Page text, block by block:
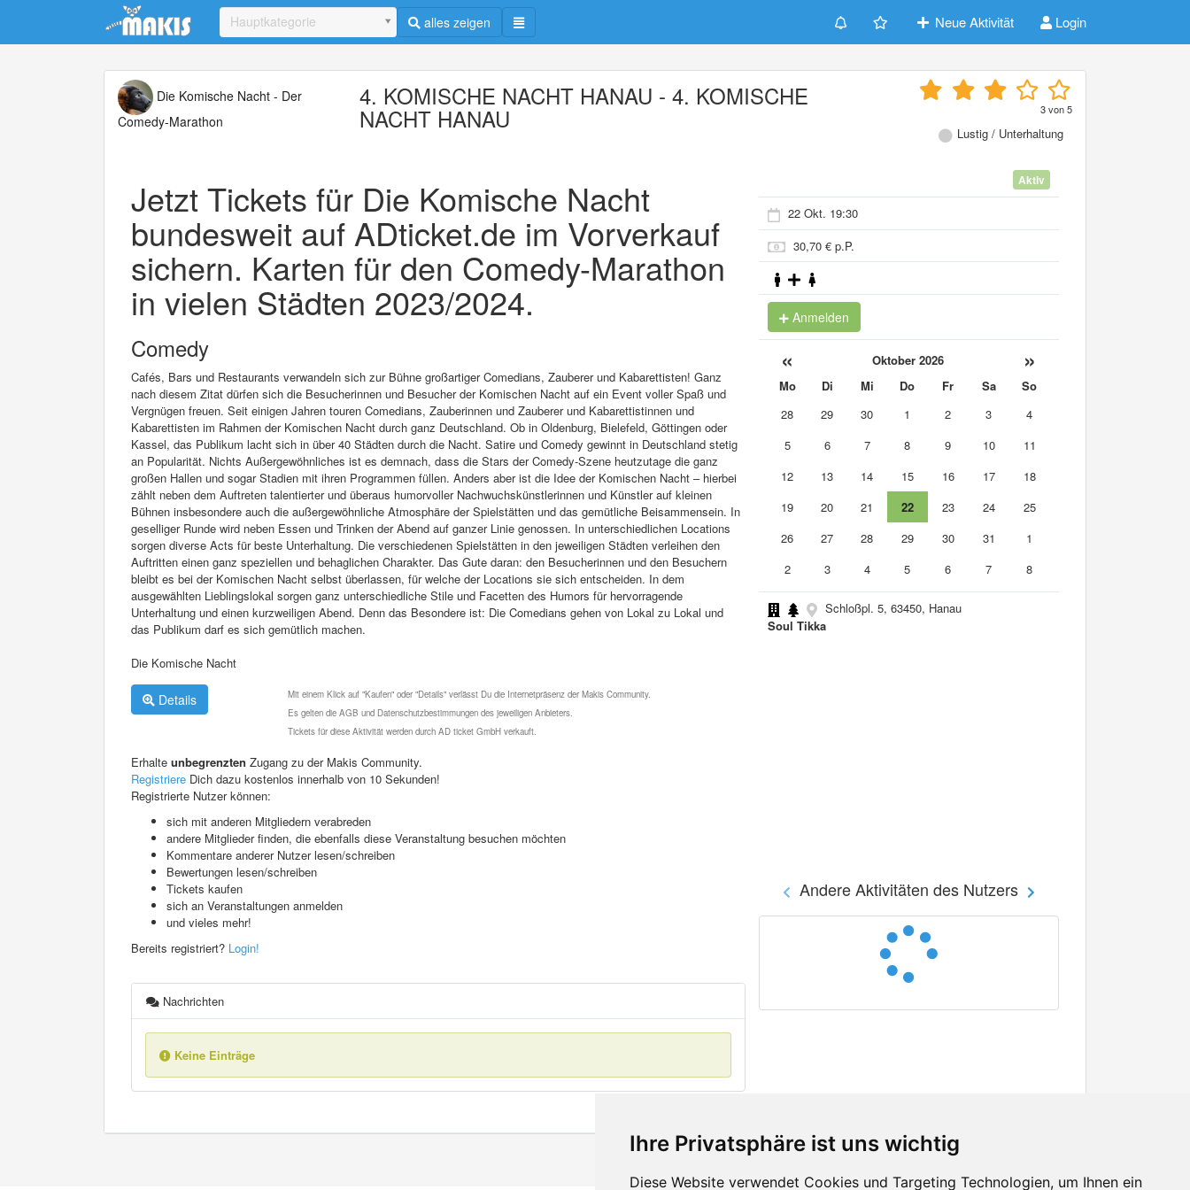
Ihre Privatsphäre ist uns wichtig
Diese Website verwendet Cookies und Targeting Technologien, um Ihnen ein
Update cookies preferences
Hauptkategorie alles zeigen Neue Aktivität Login
Die Komische Nacht - Der
Comedy-Marathon
4. KOMISCHE NACHT HANAU - 4. KOMISCHE
NACHT HANAU 3von5
Lustig / Unterhaltung
Jetzt Tickets für Die Komische Nacht
bundesweit auf ADticket.de im Vorverkauf
sichern. Karten für den Comedy-Marathon
in vielen Städten 2023/2024.
Comedy
Cafés, Bars und Restaurants verwandeln sich zur Bühne großartiger Comedians, Zauberer und Kabarettisten! Ganz
nach diesem Zitat dürfen sich die Besucherinnen und Besucher der Komischen Nacht auf ein Event voller Spaß und
Vergnügen freuen. Seit einigen Jahren touren Comedians, Zauberinnen und Zauberer und Kabarettistinnen und
Kabarettisten im Rahmen der Komischen Nacht durch ganz Deutschland. Ob in Oldenburg, Bielefeld, Göttingen oder
Kassel, das Publikum lacht sich in über 40 Städten durch die Nacht. Satire und Comedy gewinnt in Deutschland stetig
an Popularität. Nichts Außergewöhnliches ist es demnach, dass die Stars der Comedy-Szene heutzutage die ganz
großen Hallen und sogar Stadien mit ihren Programmen füllen. Anders aber ist die Idee der Komischen Nacht – hierbei
zählt neben dem Auftreten talentierter und überaus humorvoller Nachwuchskünstlerinnen und Künstler auf kleinen
Bühnen insbesondere auch die außergewöhnliche Atmosphäre der Spielstätten und das gemütliche Beisammensein. In
geselliger Runde wird neben Essen und Trinken der Abend auf ganzer Linie genossen. In unterschiedlichen Locations
sorgen diverse Acts für beste Unterhaltung. Die verschiedenen Spielstätten in den jeweiligen Städten verleihen den
Auftritten einen ganz speziellen und behaglichen Charakter. Das Gute daran: den Besucherinnen und den Besuchern
bleibt es bei der Komischen Nacht selbst überlassen, für welche der Locations sie sich entscheiden. In dem
ausgewählten Lieblingslokal sorgen ganz unterschiedliche Stile und Facetten des Humors für hervorragende
Unterhaltung und einen kurzweiligen Abend. Denn das Besondere ist: Die Comedians gehen von Lokal zu Lokal und
das Publikum darf es sich gemütlich machen.
Die Komische Nacht
Details
Mit einem Klick auf "Kaufen" oder "Details" verlässt Du die Internetpräsenz der Makis Community.
Es gelten die AGB und Datenschutzbestimmungen des jeweiligen Anbieters.
Tickets für diese Aktivität werden durch AD ticket GmbH verkauft.
Erhalte unbegrenzten Zugang zu der Makis Community.
Registriere Dich dazu kostenlos innerhalb von 10 Sekunden!
Registrierte Nutzer können:
sich mit anderen Mitgliedern verabreden
andere Mitglieder finden, die ebenfalls diese Veranstaltung besuchen möchten
Kommentare anderer Nutzer lesen/schreiben
Bewertungen lesen/schreiben
Tickets kaufen
sich an Veranstaltungen anmelden
und vieles mehr!
Bereits registriert? Login!
Nachrichten
Keine Einträge
Aktiv
22 Okt. 19:30
30,70 € p.P.
Anmelden
« Oktober 2026 »
Mo Di Mi Do Fr Sa
So
28
29 30 1 2 3
4
5
6 7 8 9 10
11
12
13 14 15 16 17
18
19
20 21 22 23 24
25
26
27 28 29 30 31
1
2
3 4 5 6 7 8
Schloßpl. 5, 63450, Hanau
Soul Tikka
Andere Aktivitäten des Nutzers